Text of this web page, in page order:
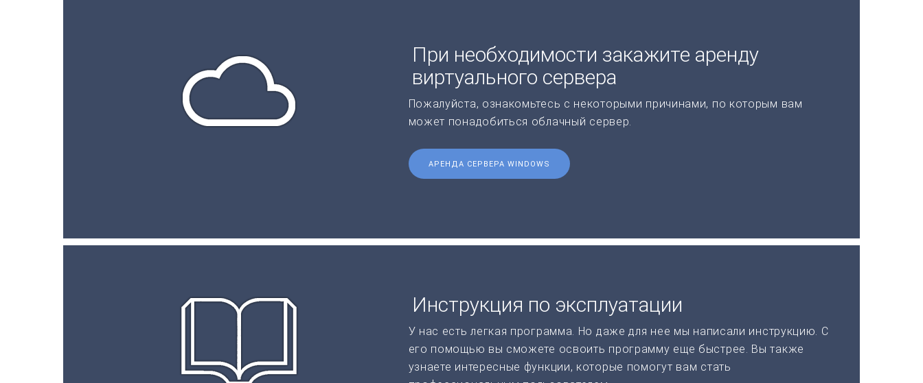
При необходимости закажите аренду
виртуального сервера
Пожалуйста, ознакомьтесь с некоторыми причинами, по которым вам
может понадобиться облачный сервер.
АРЕНДА СЕРВЕРА WINDOWS
Инструкция по эксплуатации
У нас есть легкая программа. Но даже для нее мы написали инструкцию. С
его помощью вы сможете освоить программу еще быстрее. Вы также
узнаете интересные функции, которые помогут вам стать